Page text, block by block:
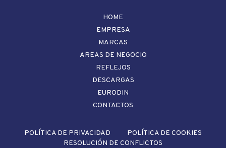
HOME
EMPRESA
MARCAS
AREAS DE NEGOCIO
REFLEJOS
DESCARGAS
EURODIN
CONTACTOS
POLÍTICA DE PRIVACIDAD
POLÍTICA DE COOKIES
RESOLUCIÓN DE CONFLICTOS